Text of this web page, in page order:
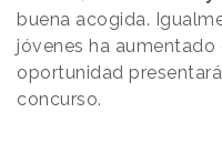
buena acogida.
jóvenes ha
oportunidad
concurso.